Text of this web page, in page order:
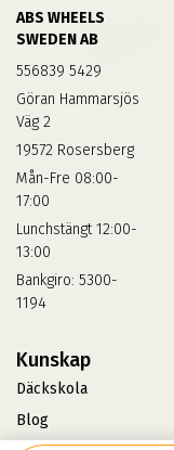
ABS WHEELS
SWEDEN AB
556839 5429
Göran Hammarsjös
Väg 2
19572 Rosersberg
Mån-Fre 08:00-
17:00
Lunchstängt 12:00-
13:00
Bankgiro: 5300-
1194
Kunskap
Däckskola
Blog